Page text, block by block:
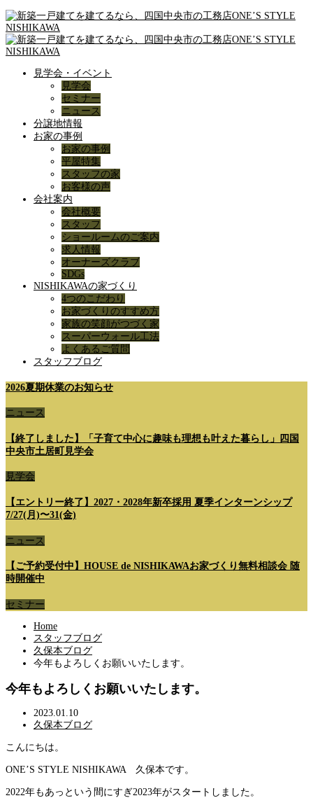
見学会・イベント
見学会
セミナー
ニュース
分譲地情報
お家の事例
お家の事例
平屋特集
スタッフの家
お客様の声
会社案内
会社概要
スタッフ
ショールームのご案内
求人情報
オーナーズクラブ
SDGs
NISHIKAWAの家づくり
4つのこだわり
お家づくりのすすめ方
家族の笑顔がつづく家
スーパーウォール工法
よくあるご質問
スタッフブログ
2026夏期休業のお知らせ
ニュース
【終了しました】「子育て中心に趣味も理想も叶えた暮らし」四国
中央市土居町見学会
見学会
【エントリー終了】2027・2028年新卒採用 夏季インターンシップ
7/27(月)〜31(金)
ニュース
【ご予約受付中】HOUSE de NISHIKAWAお家づくり無料相談会 随
時開催中
セミナー
Home
スタッフブログ
久保本ブログ
今年もよろしくお願いいたします。
今年もよろしくお願いいたします。
2023.01.10
久保本ブログ
こんにちは。
ONE’S STYLE NISHIKAWA 久保本です。
2022年もあっという間にすぎ2023年がスタートしました。